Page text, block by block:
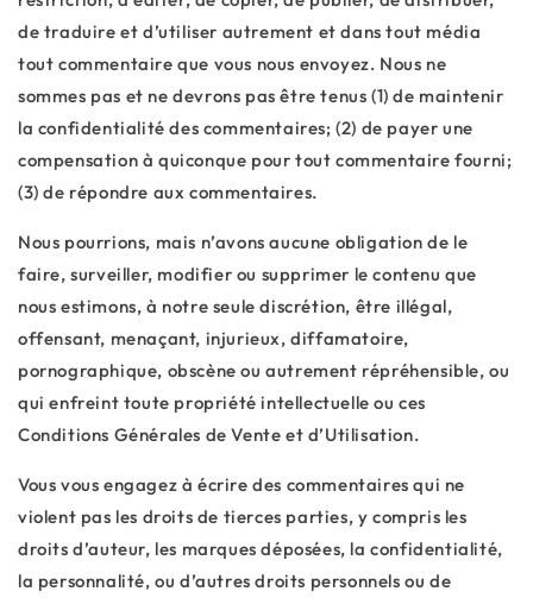
de traduire et d’utiliser autrement et dans tout média
tout commentaire que vous nous envoyez. Nous ne
sommes pas et ne devrons pas être tenus (1) de maintenir
la confidentialité des commentaires; (2) de payer une
compensation à quiconque pour tout commentaire fourni;
(3) de répondre aux commentaires.
Nous pourrions, mais n’avons aucune obligation de le
faire, surveiller, modifier ou supprimer le contenu que
nous estimons, à notre seule discrétion, être illégal,
offensant, menaçant, injurieux, diffamatoire,
pornographique, obscène ou autrement répréhensible, ou
qui enfreint toute propriété intellectuelle ou ces
Conditions Générales de Vente et d’Utilisation.
Vous vous engagez à écrire des commentaires qui ne
violent pas les droits de tierces parties, y compris les
droits d’auteur, les marques déposées, la confidentialité,
la personnalité, ou d’autres droits personnels ou de